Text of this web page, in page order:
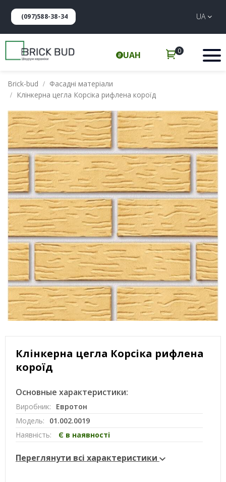
(097)588-38-34 UA
UAH 0
Brick-bud
Фасадні матеріали
Клінкерна цегла Корсіка рифлена короїд
Клінкерна цегла Корсіка рифлена
короїд
Основные характеристики:
Виробник:
Евротон
Модель:
01.002.0019
Наявність:
Є в наявності
Переглянути всі характеристики